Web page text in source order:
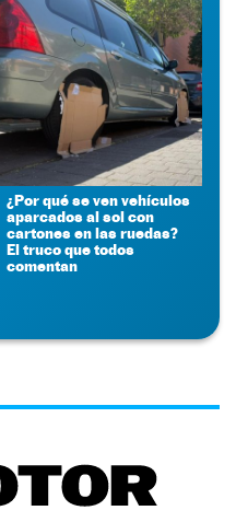
¿Por qué se ven vehículos
aparcados al sol con
cartones en las ruedas?
El truco que todos
comentan